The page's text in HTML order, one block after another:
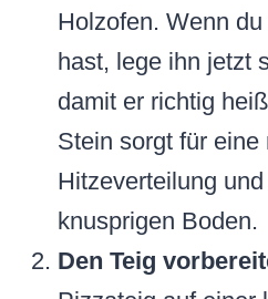
Holzofen. Wenn
hast, lege ihn jetzt
damit er richtig
Stein sorgt für eine
Hitzeverteilung
knusprigen Boden.
Den Teig